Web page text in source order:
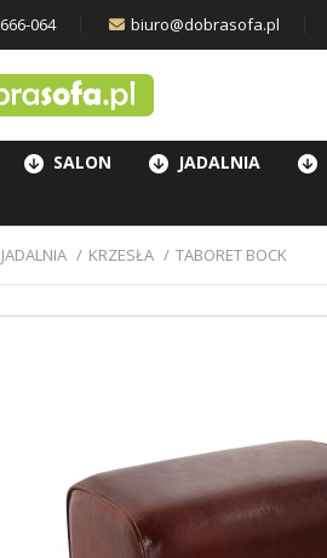
064 biuro@dobrasofa.pl
SALON JADALNIA
JADALNIA KRZESŁA TABORET BOCK